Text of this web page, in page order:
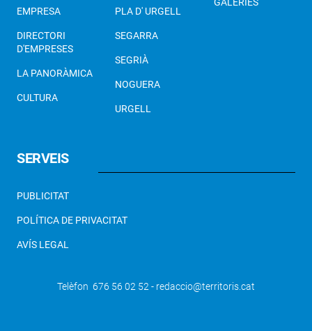
EMPRESA
DIRECTORI
D'EMPRESES
LA PANORÀMICA
CULTURA
PLA D' URGELL
SEGARRA
SEGRIÀ
NOGUERA
URGELL
SERVEIS
PUBLICITAT
POLÍTICA DE PRIVACITAT
AVÍS LEGAL
Telèfon 676 56 02 52 - redaccio@territoris.cat